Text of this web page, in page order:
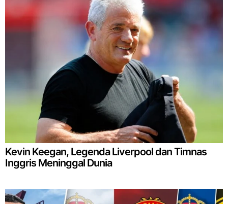
Kevin Keegan, Legenda Liverpool dan Timnas
Inggris Meninggal Dunia